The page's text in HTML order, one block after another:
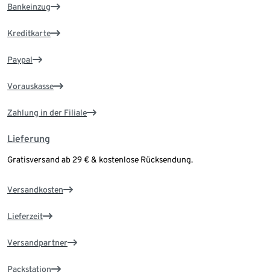
Bankeinzug
Kreditkarte
Paypal
Vorauskasse
Zahlung in der Filiale
Lieferung
Gratisversand ab 29 € & kostenlose Rücksendung.
Versandkosten
Lieferzeit
Versandpartner
Packstation